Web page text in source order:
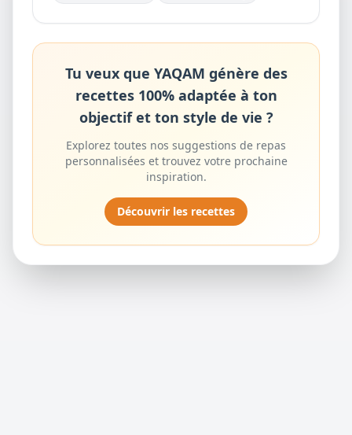
Tu veux que YAQAM génère des
recettes 100% adaptée à ton
objectif et ton style de vie ?
Explorez toutes nos suggestions de repas
personnalisées et trouvez votre prochaine
inspiration.
Découvrir les recettes